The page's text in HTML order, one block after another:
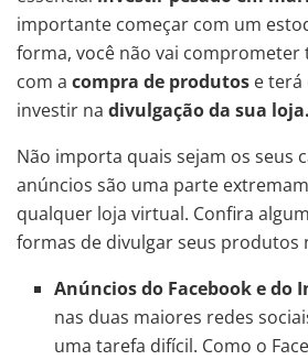
importante começar com um
forma, você não vai comprometer
com a compra de produtos e
investir na divulgação da sua loja.
Não importa quais sejam os seus
anúncios são uma parte
qualquer loja virtual. Confira
formas de divulgar seus produtos
Anúncios do Facebook e do
nas duas maiores redes
uma tarefa difícil. Como o